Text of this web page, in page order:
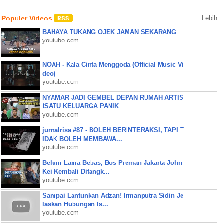
Populer Videos Lebih
BAHAYA TUKANG OJEK JAMAN SEKARANG
youtube.com
NOAH - Kala Cinta Menggoda (Official Music Vi
deo)
youtube.com
NYAMAR JADI GEMBEL DEPAN RUMAH ARTIS
❗SATU KELUARGA PANIK
youtube.com
jurnalrisa #87 - BOLEH BERINTERAKSI, TAPI T
IDAK BOLEH MEMBAWA...
youtube.com
Belum Lama Bebas, Bos Preman Jakarta John
Kei Kembali Ditangk...
youtube.com
Sampai Lantunkan Adzan! Irmanputra Sidin Je
laskan Hubungan Is...
youtube.com